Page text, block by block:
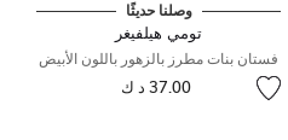
وصلنا حديثًا
تومي هيلفيغر
فستان بنات مطرز بالزهور باللون الأبيض
37.00 د ك